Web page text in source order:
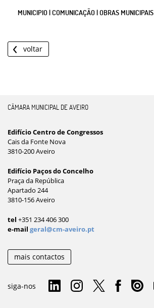
MUNICIPIO | COMUNICAÇÃO | OBRAS MUNICIPAIS
voltar
CÂMARA MUNICIPAL DE AVEIRO
Edifício Centro de Congressos
Cais da Fonte Nova
3810-200 Aveiro
Edifício Paços do Concelho
Praça da República
Apartado 244
3810-156 Aveiro
tel +351 234 406 300
e-mail geral@cm-aveiro.pt
mais contactos
siga-nos